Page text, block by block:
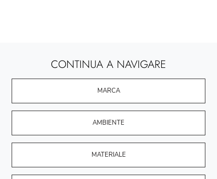
CONTINUA A NAVIGARE
MARCA
AMBIENTE
MATERIALE